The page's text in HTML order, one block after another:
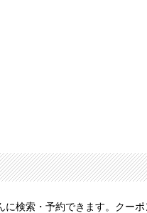
検索・予約できます。クー